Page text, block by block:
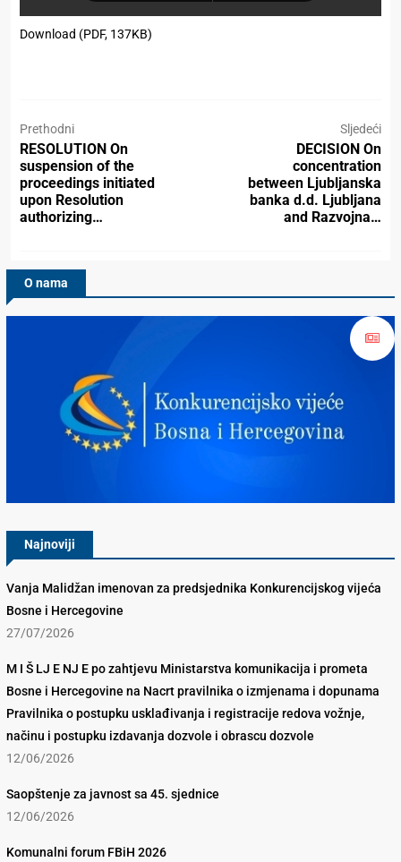
Download (PDF, 137KB)
Prethodni
RESOLUTION On
suspension of the
proceedings initiated
upon Resolution
authorizing…
Sljedeći
DECISION On
concentration
between Ljubljanska
banka d.d. Ljubljana
and Razvojna…
O nama
Najnoviji
Vanja Malidžan imenovan za predsjednika Konkurencijskog vijeća
Bosne i Hercegovine
27/07/2026
M I Š LJ E NJ E po zahtjevu Ministarstva komunikacija i prometa
Bosne i Hercegovine na Nacrt pravilnika o izmjenama i dopunama
Pravilnika o postupku usklađivanja i registracije redova vožnje,
načinu i postupku izdavanja dozvole i obrascu dozvole
12/06/2026
Saopštenje za javnost sa 45. sjednice
12/06/2026
Komunalni forum FBiH 2026